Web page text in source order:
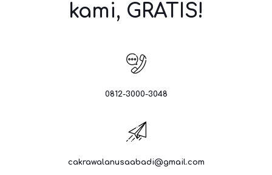
kami, GRATIS!
0812-3000-3048
cakrawalanusaabadi@gmail.com